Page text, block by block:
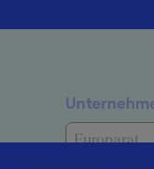
Europarat